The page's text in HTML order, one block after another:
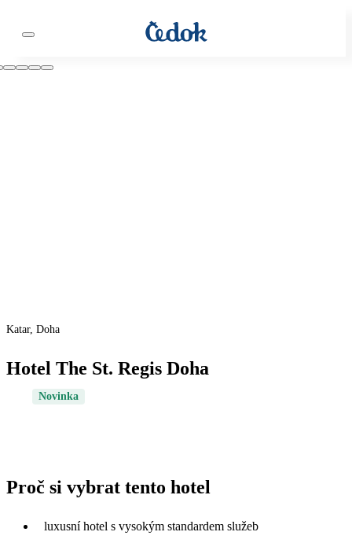
Katar, Doha
Hotel The St. Regis Doha
Novinka
Proč si vybrat tento hotel
luxusní hotel s vysokým standardem služeb